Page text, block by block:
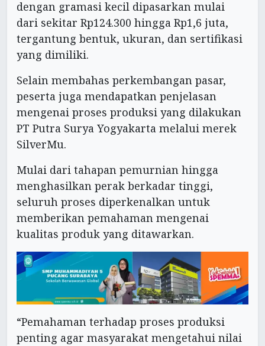
dengan gramasi kecil dipasarkan mulai
dari sekitar Rp124.300 hingga Rp1,6 juta,
tergantung bentuk, ukuran, dan sertifikasi
yang dimiliki.
Selain membahas perkembangan pasar,
peserta juga mendapatkan penjelasan
mengenai proses produksi yang dilakukan
PT Putra Surya Yogyakarta melalui merek
SilverMu.
Mulai dari tahapan pemurnian hingga
menghasilkan perak berkadar tinggi,
seluruh proses diperkenalkan untuk
memberikan pemahaman mengenai
kualitas produk yang ditawarkan.
“Pemahaman terhadap proses produksi
penting agar masyarakat mengetahui nilai